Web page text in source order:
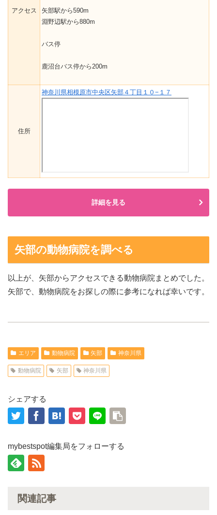
アクセス
矢部駅から590m
淵野辺駅から880m
バス停
鹿沼台バス停から200m
住所
神奈川県相模原市中央区矢部４丁目１０−１７
詳細を見る
矢部の動物病院を調べる
以上が、矢部からアクセスできる動物病院まとめでした。
矢部で、動物病院をお探しの際に参考になれば幸いです。
エリア 動物病院 矢部 神奈川県
動物病院 矢部 神奈川県
シェアする
mybestspot編集局をフォローする
関連記事